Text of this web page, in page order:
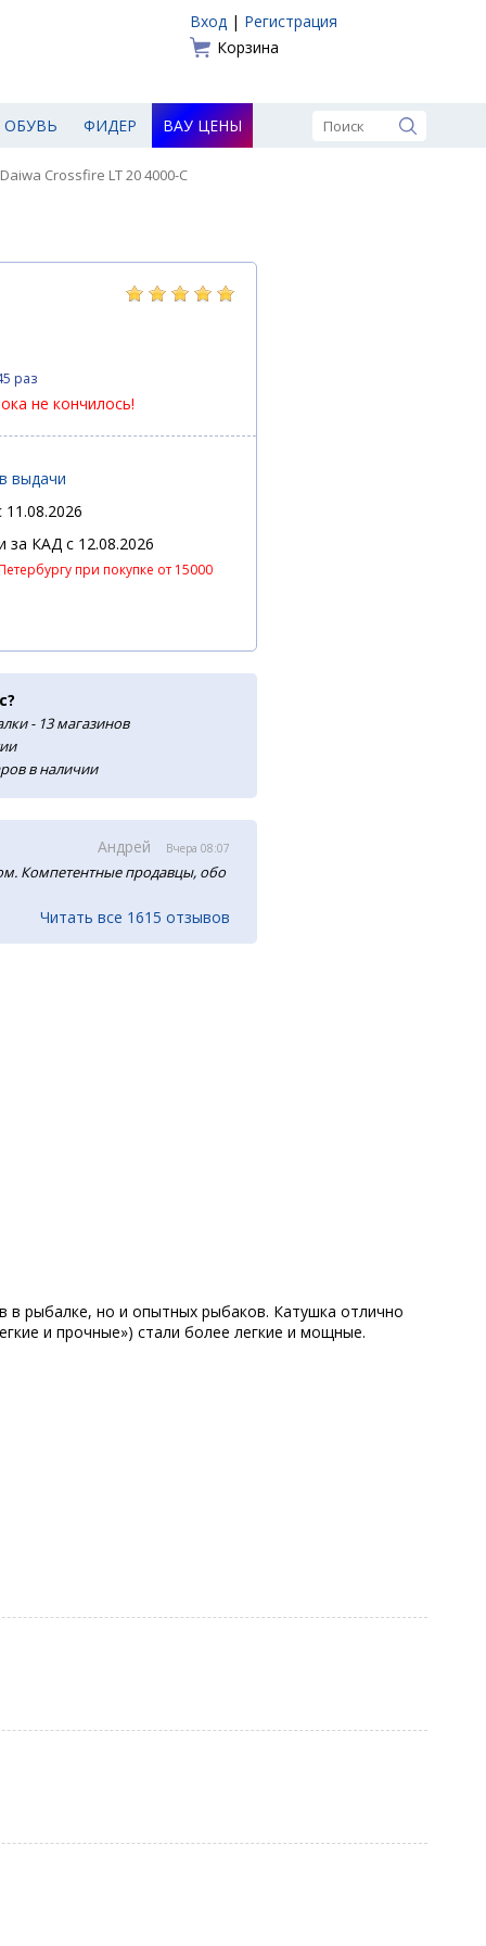
Вход | Регистрация
Корзина
ОБУВЬ ФИДЕР ВАУ ЦЕНЫ
Crossfire LT 20 4000-C
раз
не кончилось!
выдачи
за КАД c 12.08.2026
при покупке от 15000
- 13 магазинов
в наличии
Андрей Вчера 08:07
Компетентные продавцы, обо
Читать все 1615 отзывов
в рыбалке, но и опытных рыбаков. Катушка отлично
и прочные») стали более легкие и мощные.